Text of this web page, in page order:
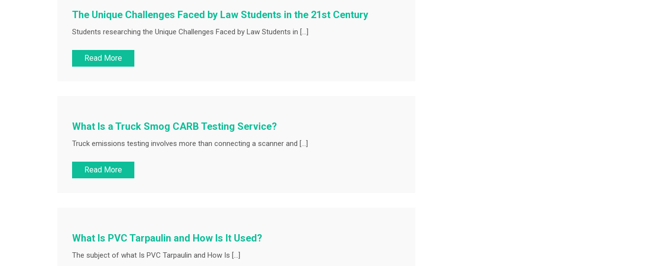
The Unique Challenges Faced by Law Students in the 21st Century
Students researching the Unique Challenges Faced by Law Students in […]
Read More
What Is a Truck Smog CARB Testing Service?
Truck emissions testing involves more than connecting a scanner and […]
Read More
What Is PVC Tarpaulin and How Is It Used?
The subject of what Is PVC Tarpaulin and How Is […]